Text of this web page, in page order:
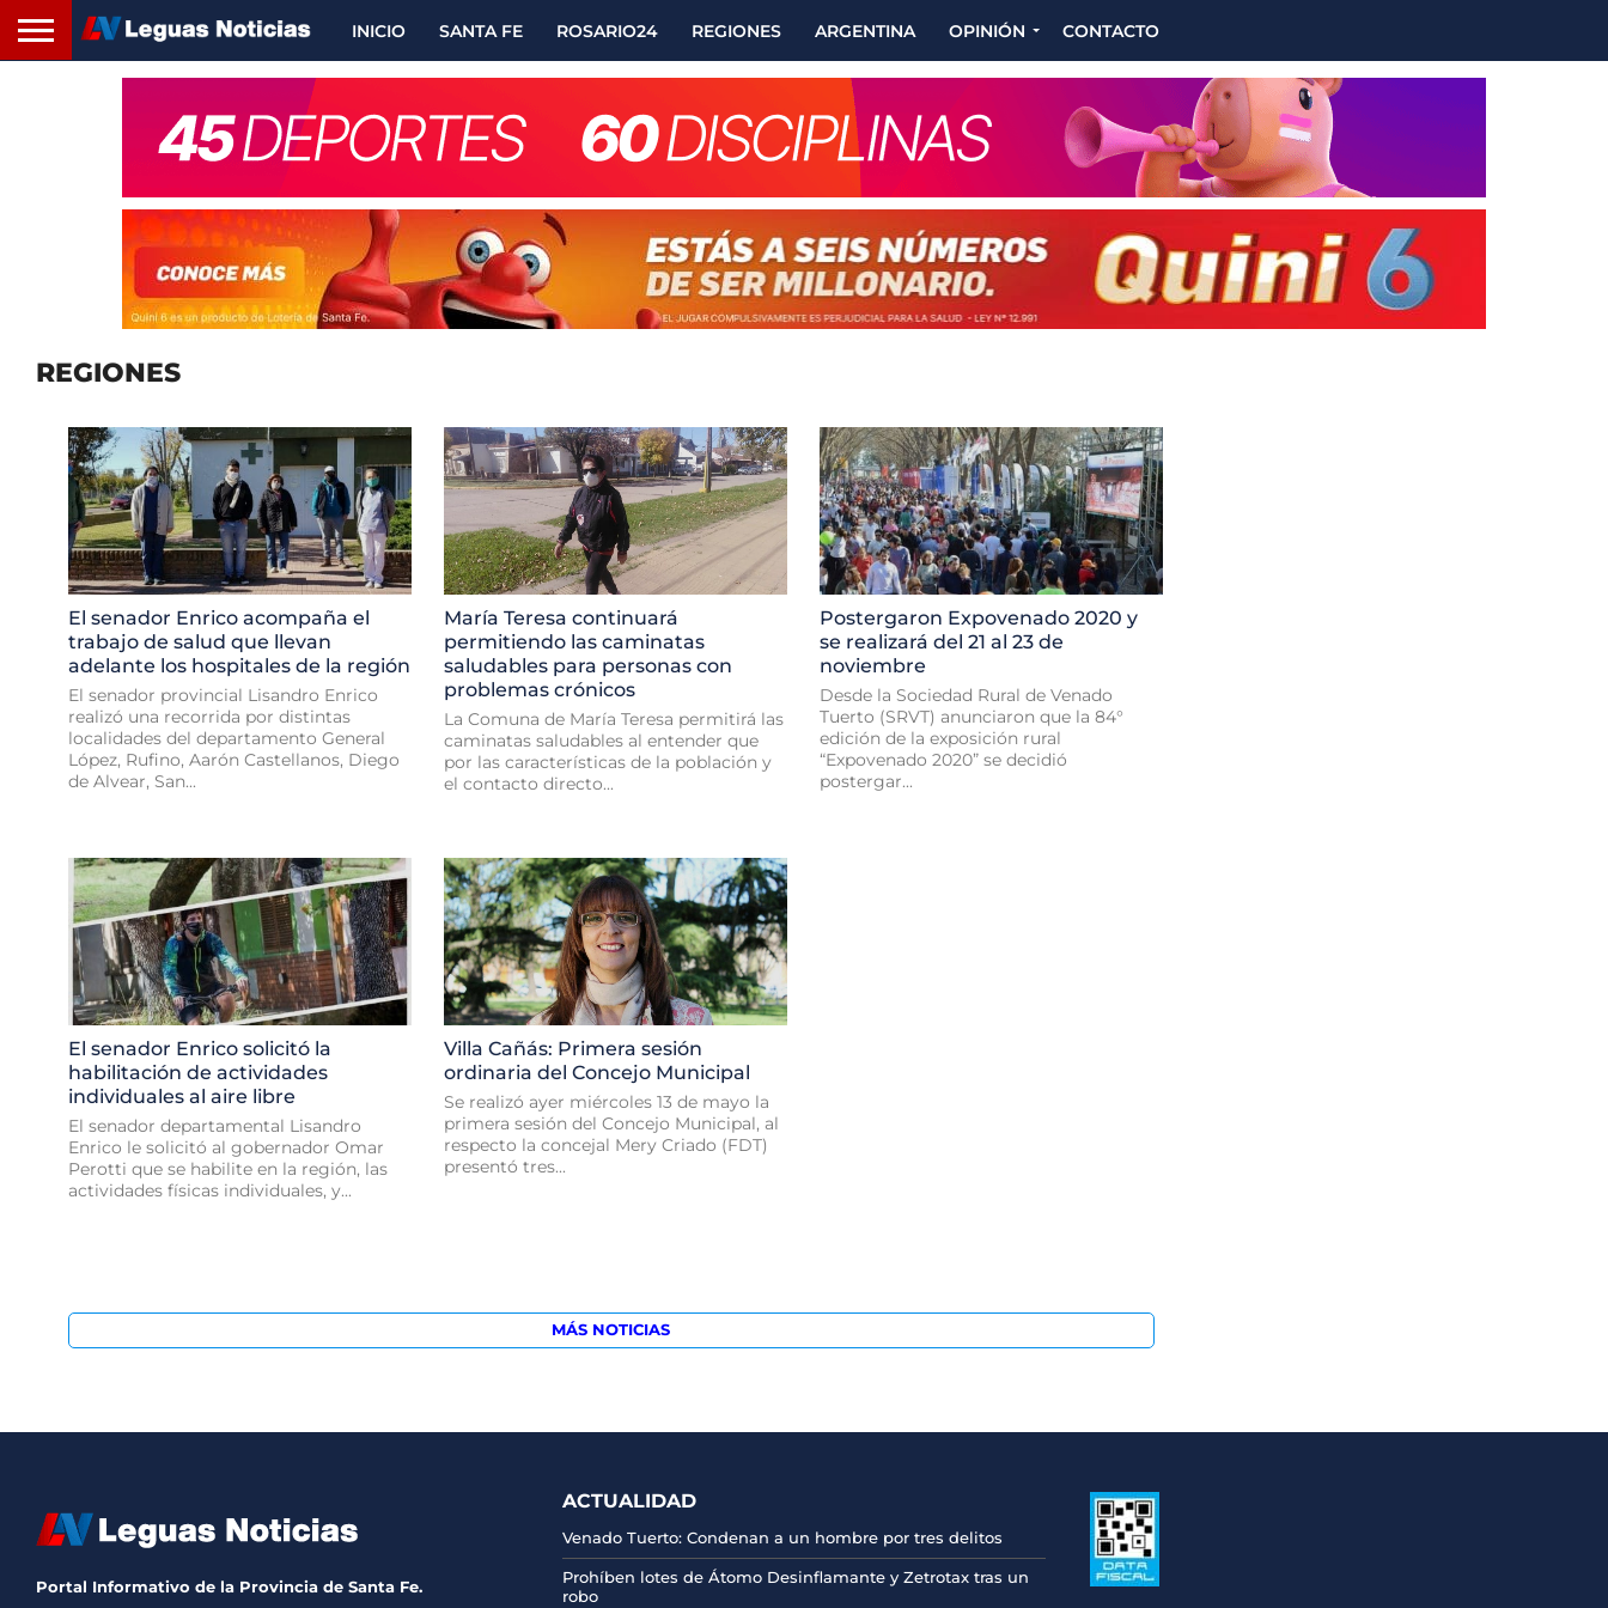
INICIO SANTA FE ROSARIO24 REGIONES ARGENTINA OPINIÓN CONTACTO
REGIONES
El senador Enrico acompaña el
trabajo de salud que llevan
adelante los hospitales de la región
El senador provincial Lisandro Enrico
realizó una recorrida por distintas
localidades del departamento General
López, Rufino, Aarón Castellanos, Diego
de Alvear, San...
María Teresa continuará
permitiendo las caminatas
saludables para personas con
problemas crónicos
La Comuna de María Teresa permitirá las
caminatas saludables al entender que
por las características de la población y
el contacto directo...
Postergaron Expovenado 2020 y
se realizará del 21 al 23 de
noviembre
Desde la Sociedad Rural de Venado
Tuerto (SRVT) anunciaron que la 84°
edición de la exposición rural
“Expovenado 2020” se decidió
postergar...
El senador Enrico solicitó la
habilitación de actividades
individuales al aire libre
El senador departamental Lisandro
Enrico le solicitó al gobernador Omar
Perotti que se habilite en la región, las
actividades físicas individuales, y...
Villa Cañás: Primera sesión
ordinaria del Concejo Municipal
Se realizó ayer miércoles 13 de mayo la
primera sesión del Concejo Municipal, al
respecto la concejal Mery Criado (FDT)
presentó tres...
MÁS NOTICIAS
Portal Informativo de la Provincia de Santa Fe.
ACTUALIDAD
Venado Tuerto: Condenan a un hombre por tres delitos
Prohíben lotes de Átomo Desinflamante y Zetrotax tras un
robo